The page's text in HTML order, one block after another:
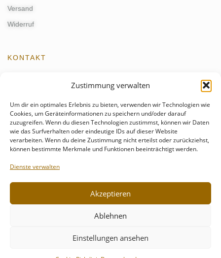
Zustimmung verwalten
Um dir ein optimales Erlebnis zu bieten, verwenden wir Technologien wie
Cookies, um Geräteinformationen zu speichern und/oder darauf
zuzugreifen. Wenn du diesen Technologien zustimmst, können wir Daten
wie das Surfverhalten oder eindeutige IDs auf dieser Website
verarbeiten. Wenn du deine Zustimmung nicht erteilst oder zurückziehst,
können bestimmte Merkmale und Funktionen beeinträchtigt werden.
Dienste verwalten
Akzeptieren
Ablehnen
Einstellungen ansehen
Versand
Widerruf
KONTAKT
kontakt@schmunzelgeist.de
+49 176 - 55499821
© 2024 Schmunzelgeist | Design & Entwicklung